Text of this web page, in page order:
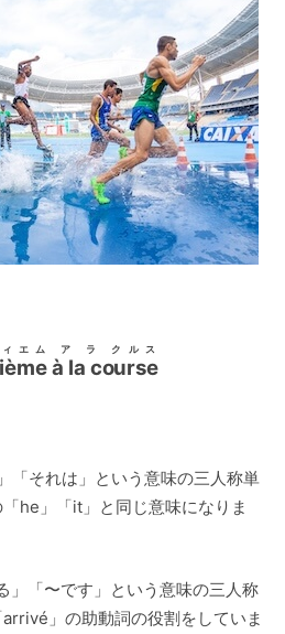
à la course
エム ア ラ クルス
「それは」という意味の三人称単
he」「it」と同じ意味になりま
」「〜です」という意味の三人称
」の助動詞の役割をしていま